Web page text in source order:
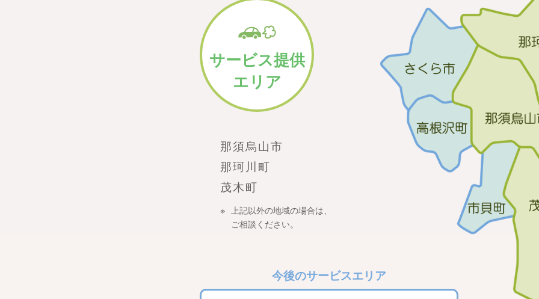
サービス提供
エリア
那須烏山市
那珂川町
茂木町
上記以外の地域の場合は、
ご相談ください。
今後のサービスエリア